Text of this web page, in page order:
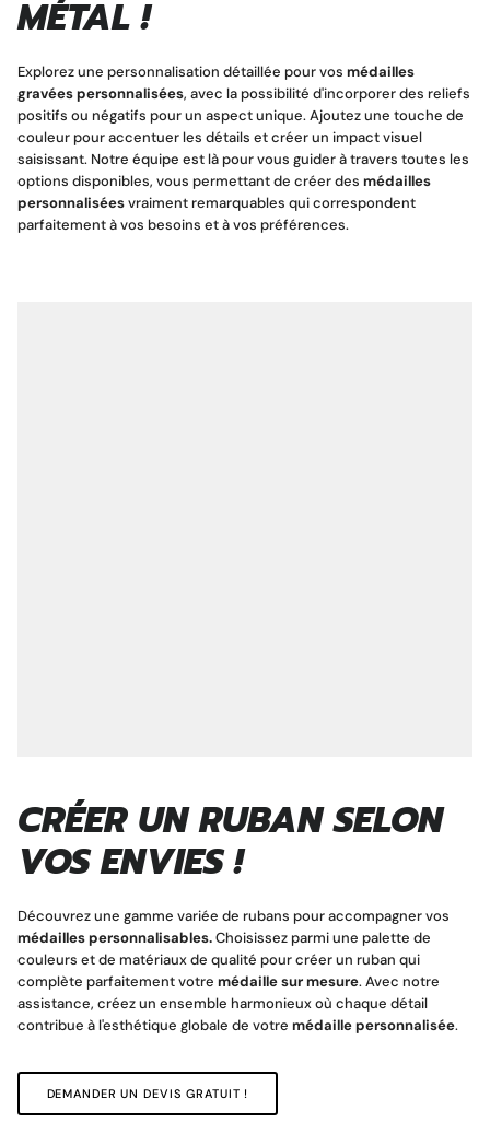
MÉTAL !
Explorez une personnalisation détaillée pour vos médailles
gravées personnalisées, avec la possibilité d'incorporer des reliefs
positifs ou négatifs pour un aspect unique. Ajoutez une touche de
couleur pour accentuer les détails et créer un impact visuel
saisissant. Notre équipe est là pour vous guider à travers toutes les
options disponibles, vous permettant de créer des médailles
personnaliséesvraiment remarquables qui correspondent
parfaitement à vos besoins et à vos préférences.
CRÉER UN RUBAN SELON
VOS ENVIES !
Découvrez une gamme variée de rubans pour accompagner vos
médailles personnalisables.Choisissez parmi une palette de
couleurs et de matériaux de qualité pour créer un ruban qui
complète parfaitement votre médaille sur mesure. Avec notre
assistance, créez un ensemble harmonieux où chaque détail
contribue à l'esthétique globale de votre médaille personnalisée.
DEMANDER UN DEVIS GRATUIT !